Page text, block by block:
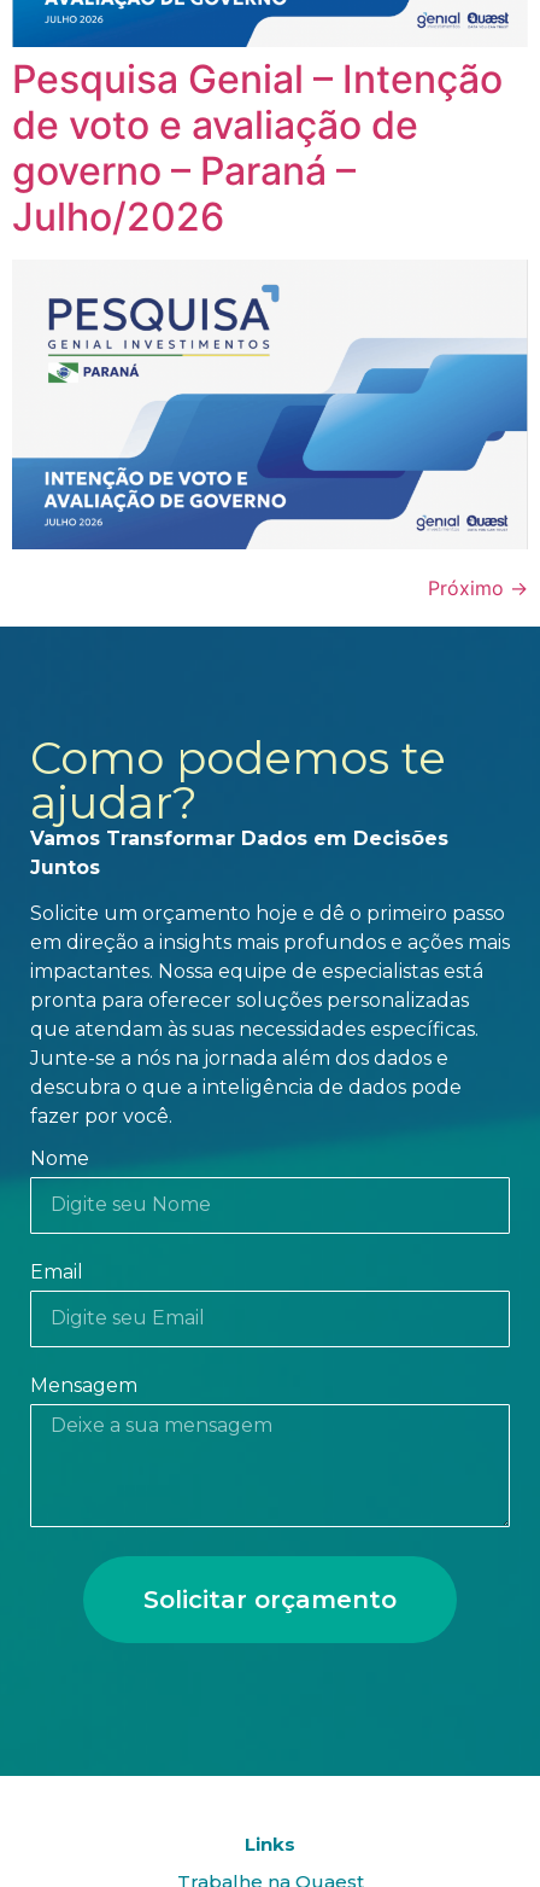
Pesquisa Genial – Intenção
de voto e avaliação de
governo – Paraná –
Julho/2026
Próximo →
Como podemos te
ajudar?
Vamos Transformar Dados em Decisões
Juntos
Solicite um orçamento hoje e dê o primeiro passo
em direção a insights mais profundos e ações mais
impactantes. Nossa equipe de especialistas está
pronta para oferecer soluções personalizadas
que atendam às suas necessidades específicas.
Junte-se a nós na jornada além dos dados e
descubra o que a inteligência de dados pode
fazer por você.
Nome
Email
Mensagem
Solicitar orçamento
Links
Trabalhe na Quaest